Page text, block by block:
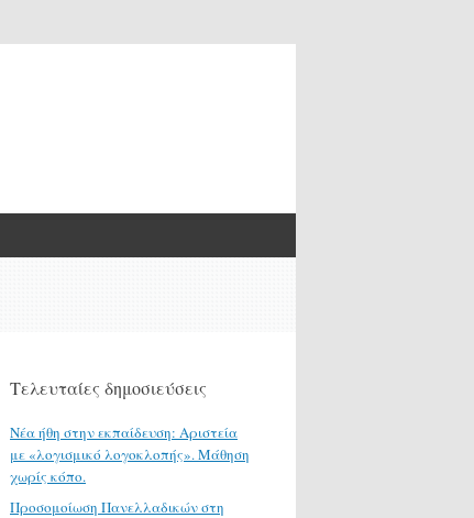
Τελευταίες δημοσιεύσεις
Νέα ήθη στην εκπαίδευση: Αριστεία
με «λογισμικό λογοκλοπής». Μάθηση
χωρίς κόπο.
Προσομοίωση Πανελλαδικών στη